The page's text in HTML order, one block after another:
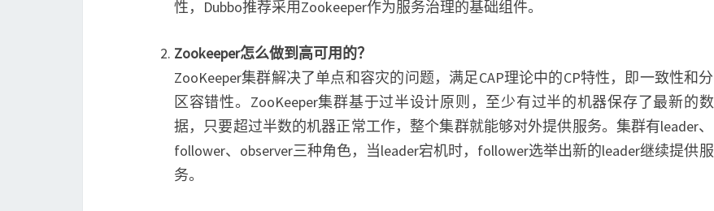
D
b
o
应
用
为
性，Dubbo推荐采用Zookeeper作为服务治理的基础组件。
Zookeeper怎么做到高可用的？
ZooKeeper集群解决了单点和容灾的问题，满足CAP理论中的CP特性，即一致性和分
区容错性。ZooKeeper集群基于过半设计原则，至少有过半的机器保存了最新的数
据，只要超过半数的机器正常工作，整个集群就能够对外提供服务。集群有leader、
follower、observer三种角色，当leader宕机时，follower选举出新的leader继续提供服
务。